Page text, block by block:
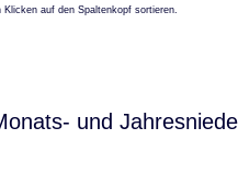
auf den Spaltenkopf sortieren.
und